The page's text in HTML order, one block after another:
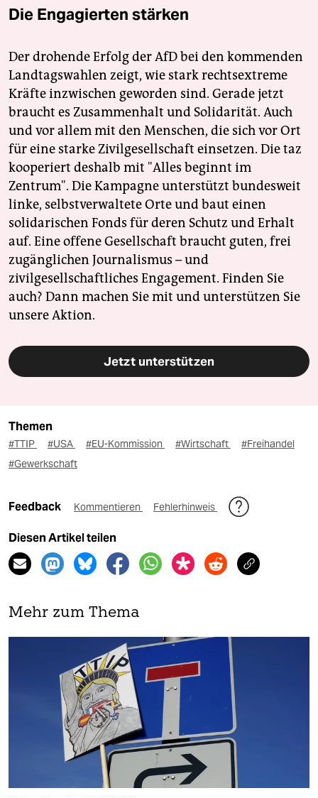
Die Engagierten stärken
Der drohende Erfolg der AfD bei den kommenden
Landtagswahlen zeigt, wie stark rechtsextreme
Kräfte inzwischen geworden sind. Gerade jetzt
braucht es Zusammenhalt und Solidarität. Auch
und vor allem mit den Menschen, die sich vor Ort
für eine starke Zivilgesellschaft einsetzen. Die taz
kooperiert deshalb mit "Alles beginnt im
Zentrum". Die Kampagne unterstützt bundesweit
linke, selbstverwaltete Orte und baut einen
solidarischen Fonds für deren Schutz und Erhalt
auf. Eine offene Gesellschaft braucht guten, frei
zugänglichen Journalismus – und
zivilgesellschaftliches Engagement. Finden Sie
auch? Dann machen Sie mit und unterstützen Sie
unsere Aktion.
Jetzt unterstützen
Themen
#TTIP #USA #EU-Kommission #Wirtschaft
#Freihandel
#Gewerkschaft
Feedback Kommentieren Fehlerhinweis
Diesen Artikel teilen
Mehr zum Thema